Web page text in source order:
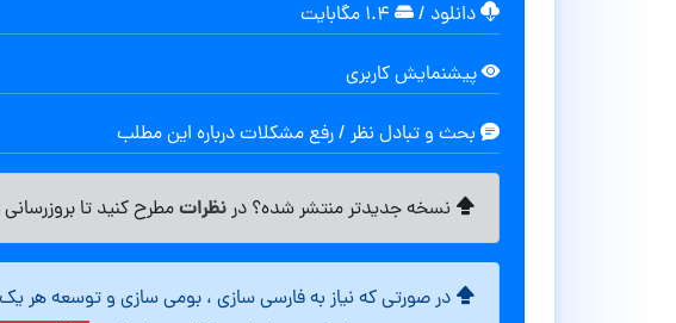
دانلود /
پیشنمایش کاربری
بحث و تبادل نظر / رفع مشکلات درباره این مطلب
نسخه جدیدتر منتشر شده؟ درنظراتمطرح کنید تا
در صورتی که نیاز به فارسی سازی ، بومی سازی و توسعه هر